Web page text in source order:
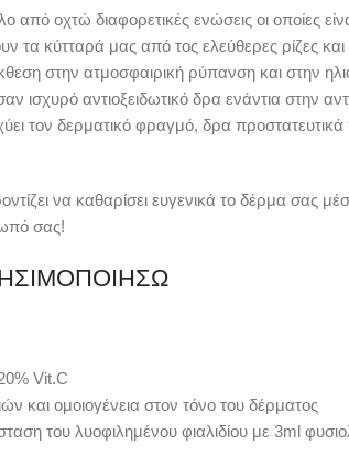
οχτώ διαφορετικές ενώσεις οι οποίες
τα κύτταρά μας από τος ελεύθερες ρίζες
στην ατμοσφαιρική ρύπανση και στην
ισχυρό αντιοξειδωτικό δρα ενάντια στην
τον δερματικό φραγμό, δρα προστατευτικά
να καθαρίσει ευγενικά το δέρμα σας
σας!
Vit.C
ομοιογένεια στον τόνο του δέρματος
του λυοφιλημένου φιαλιδίου με 3ml